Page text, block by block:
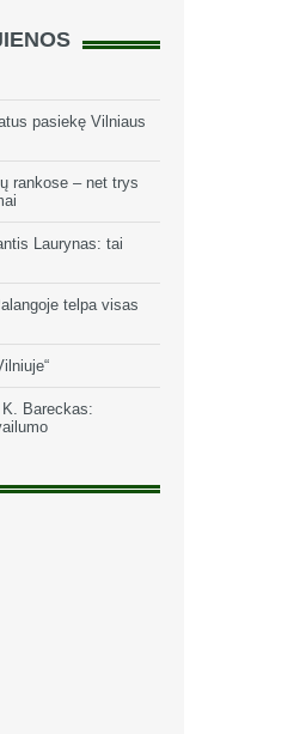
pasiekę Vilniaus
rankose – net trys
Laurynas: tai
telpa visas
Bareckas: